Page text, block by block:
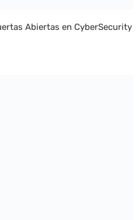
Abiertas en CyberSecurity